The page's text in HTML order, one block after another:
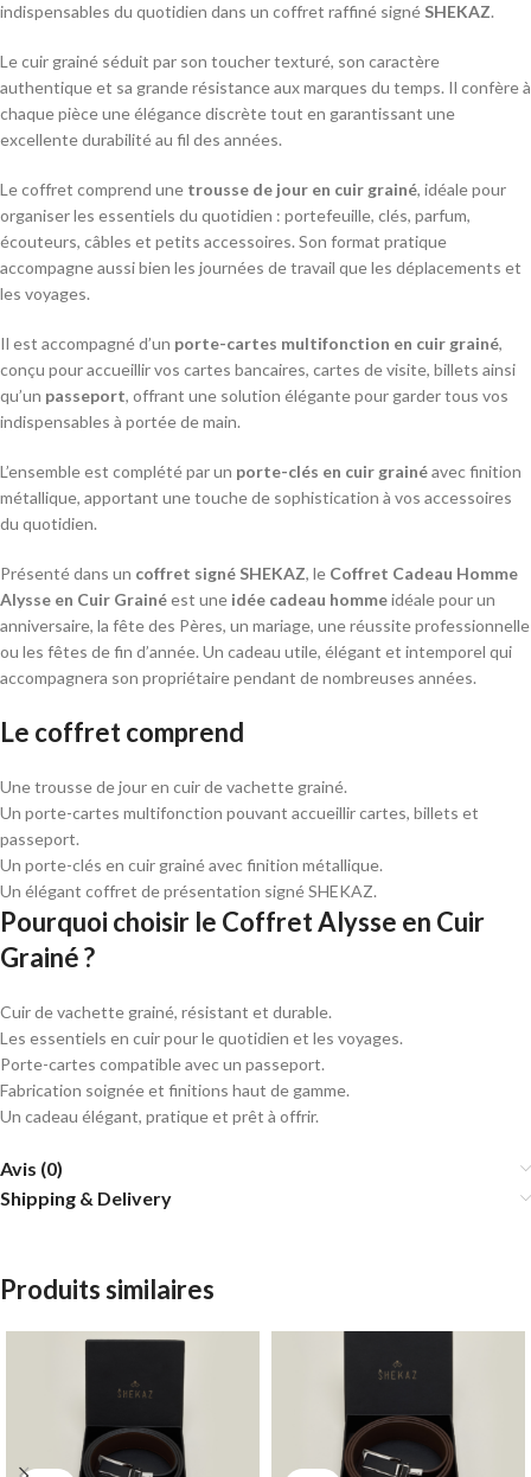
indispensables du quotidien dans un coffret raffiné signé SHEKAZ.
Le cuir grainé séduit par son toucher texturé, son caractère
authentique et sa grande résistance aux marques du temps. Il confère à
chaque pièce une élégance discrète tout en garantissant une
excellente durabilité au fil des années.
Le coffret comprend une trousse de jour en cuir grainé, idéale pour
organiser les essentiels du quotidien : portefeuille, clés, parfum,
écouteurs, câbles et petits accessoires. Son format pratique
accompagne aussi bien les journées de travail que les déplacements et
les voyages.
Il est accompagné d’un porte-cartes multifonction en cuir grainé,
conçu pour accueillir vos cartes bancaires, cartes de visite, billets ainsi
qu’un passeport, offrant une solution élégante pour garder tous vos
indispensables à portée de main.
L’ensemble est complété par un porte-clés en cuir grainéavec finition
métallique, apportant une touche de sophistication à vos accessoires
du quotidien.
Présenté dans un coffret signé SHEKAZ, le Coffret Cadeau Homme
Alysse en Cuir Grainéest une idée cadeau hommeidéale pour un
anniversaire, la fête des Pères, un mariage, une réussite professionnelle
ou les fêtes de fin d’année. Un cadeau utile, élégant et intemporel qui
accompagnera son propriétaire pendant de nombreuses années.
Le coffret comprend
Une trousse de jour en cuir de vachette grainé.
Un porte-cartes multifonction pouvant accueillir cartes, billets et
passeport.
Un porte-clés en cuir grainé avec finition métallique.
Un élégant coffret de présentation signé SHEKAZ.
Pourquoi choisir le Coffret Alysse en Cuir
Grainé ?
Cuir de vachette grainé, résistant et durable.
Les essentiels en cuir pour le quotidien et les voyages.
Porte-cartes compatible avec un passeport.
Fabrication soignée et finitions haut de gamme.
Un cadeau élégant, pratique et prêt à offrir.
Avis (0)
Shipping & Delivery
Produits similaires